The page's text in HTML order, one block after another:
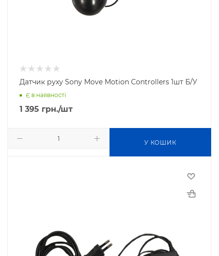
Датчик руху Sony Move Motion Controllers 1шт Б/У
Є в наявності
1 395 грн./шт
У КОШИК